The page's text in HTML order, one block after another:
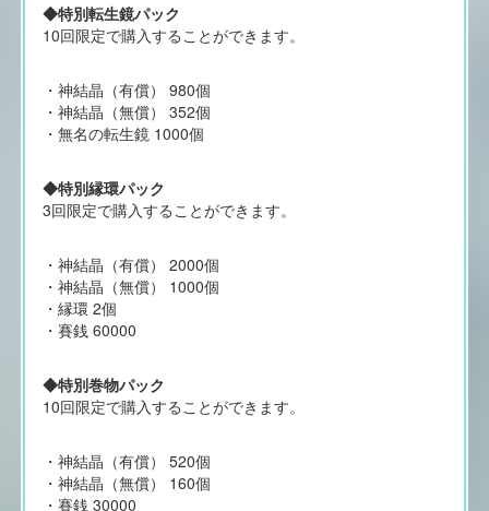
◆特別転生鏡パック
10回限定で購入することができます。
・神結晶（有償） 980個
・神結晶（無償） 352個
・無名の転生鏡 1000個
◆特別縁環パック
3回限定で購入することができます。
・神結晶（有償） 2000個
・神結晶（無償） 1000個
・縁環 2個
・賽銭 60000
◆特別巻物パック
10回限定で購入することができます。
・神結晶（有償） 520個
・神結晶（無償） 160個
・賽銭 30000